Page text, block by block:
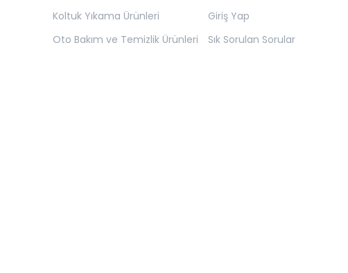
Koltuk Yıkama Ürünleri
Oto Bakım ve Temizlik Ürünleri
Giriş Yap
Sık Sorulan Sorular